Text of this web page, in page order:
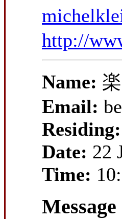
http://
Name:
Email:
Residing:
Date: 22
Time:
Message